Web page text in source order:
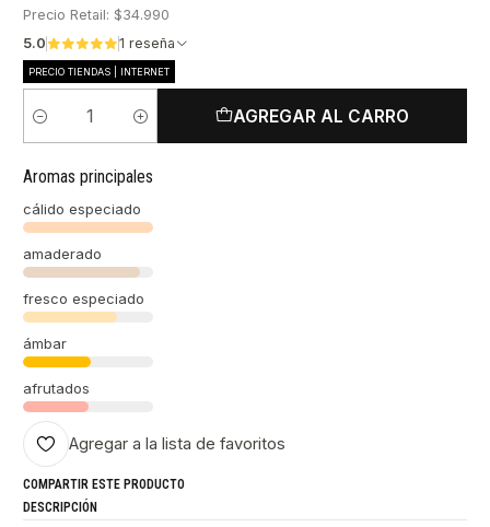
Precio Retail: $34.990
5.0
1 reseña
PRECIO TIENDAS | INTERNET
Cantidad
AGREGAR AL CARRO
Aromas principales
cálido especiado
amaderado
fresco especiado
ámbar
afrutados
Agregar a la lista de favoritos
COMPARTIR ESTE PRODUCTO
DESCRIPCIÓN